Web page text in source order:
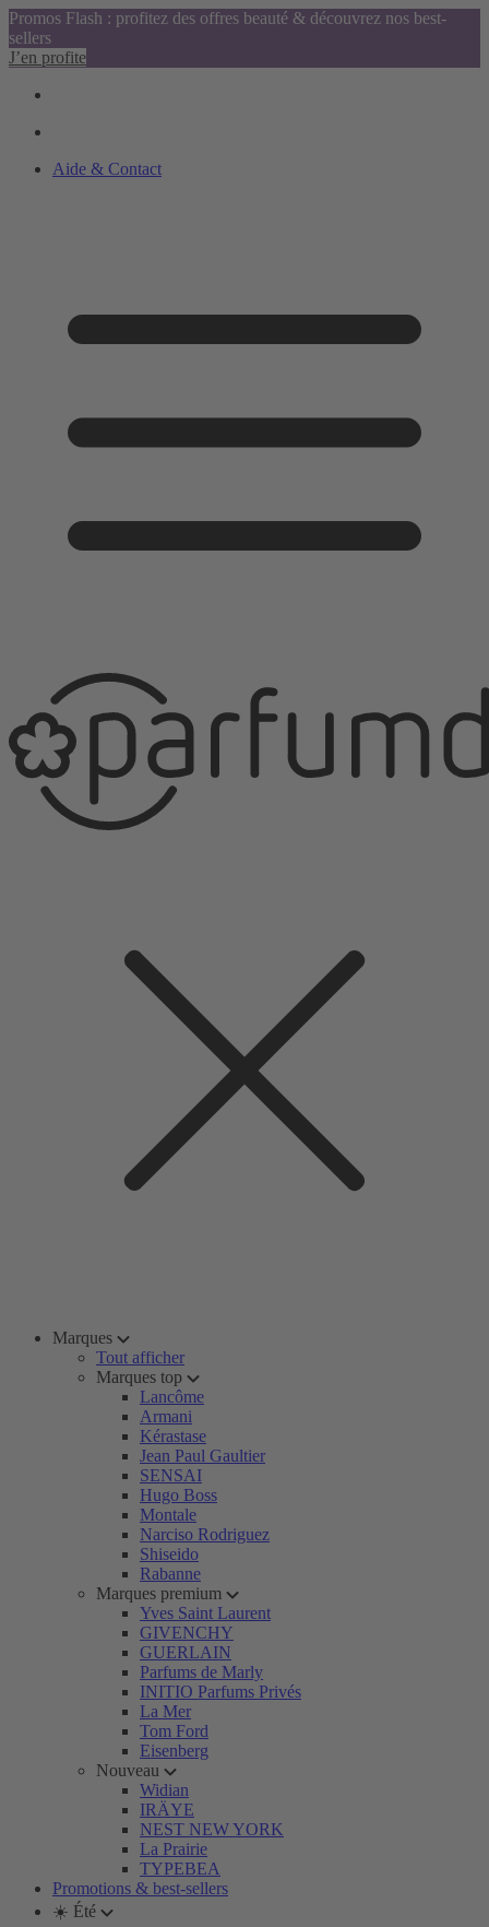
Promos Flash : profitez des offres beauté & découvrez nos best-
sellers
J’en profite
Aide & Contact
Marques
Tout afficher
Marques top
Lancôme
Armani
Kérastase
Jean Paul Gaultier
SENSAI
Hugo Boss
Montale
Narciso Rodriguez
Shiseido
Rabanne
Marques premium
Yves Saint Laurent
GIVENCHY
GUERLAIN
Parfums de Marly
INITIO Parfums Privés
La Mer
Tom Ford
Eisenberg
Nouveau
Widian
IRÄYE
NEST NEW YORK
La Prairie
TYPEBEA
Promotions & best-sellers
☀️ Été